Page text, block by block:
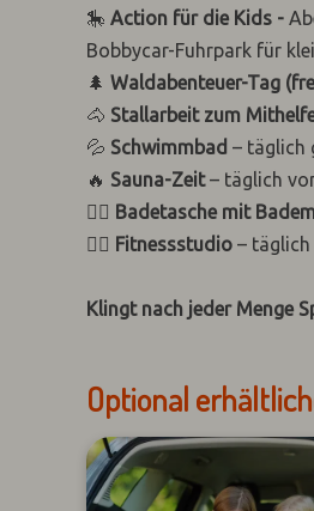
🎠 Action für die Kids -
Bobbycar-Fuhrpark für
🌲 Waldabenteuer-Tag
🐴 Stallarbeit zum
💦 Schwimmbad – täglich
🔥 Sauna-Zeit– täglich
🧖‍♀️ Badetasche mit
🏋️‍♂️ Fitnessstudio –
Klingt nach jeder Menge
Optional